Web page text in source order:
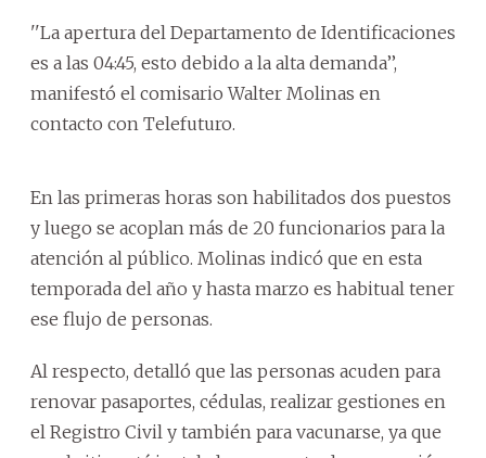
''La apertura del Departamento de Identificaciones
es a las 04:45, esto debido a la alta demanda’’,
manifestó el comisario Walter Molinas en
contacto con Telefuturo.
En las primeras horas son habilitados dos puestos
y luego se acoplan más de 20 funcionarios para la
atención al público. Molinas indicó que en esta
temporada del año y hasta marzo es habitual tener
ese flujo de personas.
Al respecto, detalló que las personas acuden para
renovar pasaportes, cédulas, realizar gestiones en
el Registro Civil y también para vacunarse, ya que